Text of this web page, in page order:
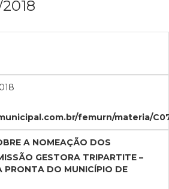
femurn/materia/
A NOMEAÇÃO DOS
GESTORA TRIPARTITE –
PRONTA DO MUNICÍPIO DE